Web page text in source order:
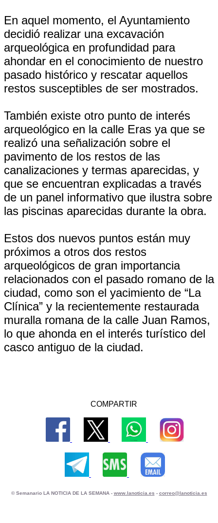
En aquel momento, el Ayuntamiento
decidió realizar una excavación
arqueológica en profundidad para
ahondar en el conocimiento de nuestro
pasado histórico y rescatar aquellos
restos susceptibles de ser mostrados.
También existe otro punto de interés
arqueológico en la calle Eras ya que se
realizó una señalización sobre el
pavimento de los restos de las
canalizaciones y termas aparecidas, y
que se encuentran explicadas a través
de un panel informativo que ilustra sobre
las piscinas aparecidas durante la obra.
Estos dos nuevos puntos están muy
próximos a otros dos restos
arqueológicos de gran importancia
relacionados con el pasado romano de la
ciudad, como son el yacimiento de “La
Clínica” y la recientemente restaurada
muralla romana de la calle Juan Ramos,
lo que ahonda en el interés turístico del
casco antiguo de la ciudad.
COMPARTIR
© Semanario LA NOTICIA DE LA SEMANA - www.lanoticia.es - correo@lanoticia.es